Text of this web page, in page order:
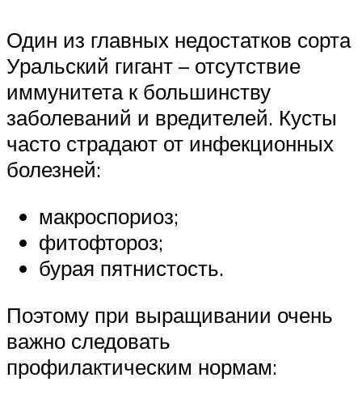
Один из главных недостатков сорта
Уральский гигант – отсутствие
иммунитета к большинству
заболеваний и вредителей. Кусты
часто страдают от инфекционных
болезней:
макроспориоз;
фитофтороз;
бурая пятнистость.
Поэтому при выращивании очень
важно следовать
профилактическим нормам: